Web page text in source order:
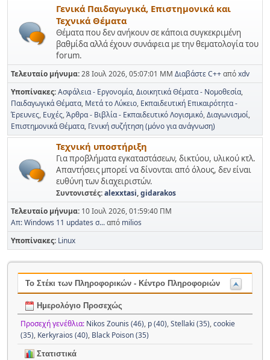
Γενικά Παιδαγωγικά, Επιστημονικά και
Τεχνικά Θέματα
Θέματα που δεν ανήκουν σε κάποια συγκεκριμένη
βαθμίδα αλλά έχουν συνάφεια με την θεματολογία του
forum.
Τελευταίο μήνυμα:28 Ιουλ 2026, 05:07:01 ΜΜ Διαβάστε C++απόxdv
Υποπίνακες Ασφάλεια - Εργονομία Διοικητικά Θέματα - Νομοθεσία
Παιδαγωγικά Θέματα Μετά το Λύκειο Εκπαιδευτική Επικαιρότητα -
Έρευνες Ευχές Άρθρα - Βιβλία - Εκπαιδευτικό Λογισμικό Διαγωνισμοί
Επιστημονικά Θέματα Γενική συζήτηση (μόνο για ανάγνωση)
Τεχνική υποστήριξη
Για προβλήματα εγκαταστάσεων, δικτύου, υλικού κτλ.
Απαντήσεις μπορεί να δίνονται από όλους, δεν είναι
ευθύνη των διαχειριστών.
Συντονιστές:alexxtasi,gidarakos
Τελευταίο μήνυμα: 10 Ιουλ 2026, 01:59:40 ΠΜ
Απ: Windows 11 updates σ...από milios
Υποπίνακες Linux
Το Στέκι των Πληροφορικών - Κέντρο Πληροφοριών
Ημερολόγιο Προσεχώς
Προσεχή γενέθλια: Nikos Zounis (46), p (40),Stellaki (35),cookie
(35), Kerkyraios (40), Black Poison (35)
Στατιστικά